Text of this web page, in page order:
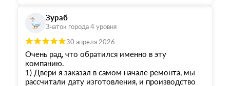
Зураб
Знаток города 4 уровня
30 апреля 2026
Очень рад, что обратился именно в эту
компанию.
1) Двери я заказал в самом начале ремонта, мы
рассчитали дату изготовления, и производство